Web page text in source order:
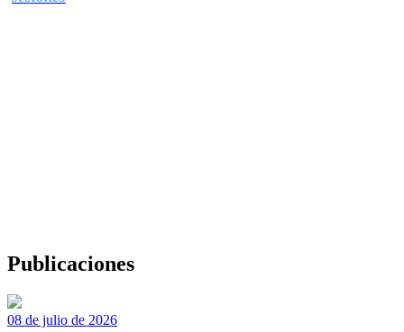
Publicaciones
08 de julio de 2026